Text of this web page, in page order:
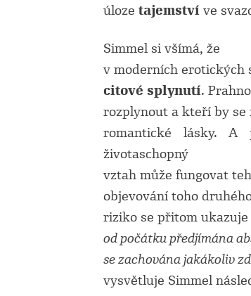
úloze tajemství ve
Simmel si všímá, že
v moderních erotických
citové splynutí.
rozplynout a kteří by se
romantické lásky. A
životaschopný
vztah může fungovat
objevování toho
riziko se přitom ukazuje
od počátku předjímána
se zachována jakákoliv
vysvětluje Simmel